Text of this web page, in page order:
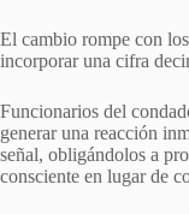
El cambio rompe con
incorporar una cifra
Funcionarios del
generar una reacción
señal, obligándolos a
consciente en lugar de